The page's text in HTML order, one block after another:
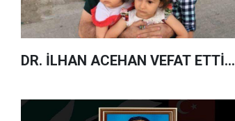
DR. İLHAN ACEHAN VEFAT ETTİ...